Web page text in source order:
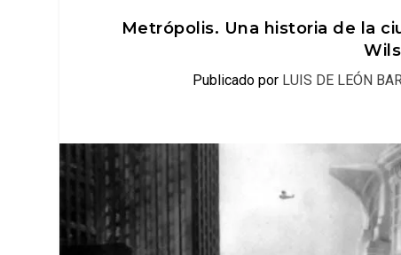
Metrópolis. Una historia de la
Publicado por LUIS DE LEÓN